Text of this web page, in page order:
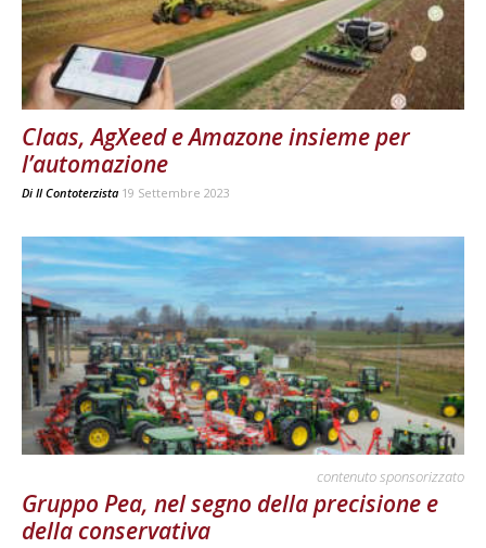
Claas, AgXeed e Amazone insieme per
l’automazione
Di Il Contoterzista 19 Settembre 2023
contenuto sponsorizzato
Gruppo Pea, nel segno della precisione e
della conservativa